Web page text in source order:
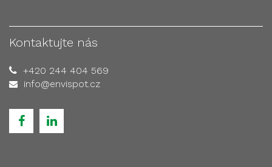
Kontaktujte nás
+420 244 404 569
info@envispot.cz